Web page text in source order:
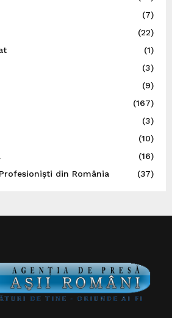
(7)
(22)
(1)
(3)
(9)
(167)
(3)
(10)
(16)
din România
(37)